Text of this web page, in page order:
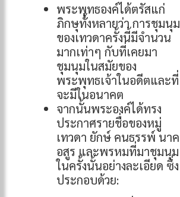
พระพุทธองค์ได้ตรัสแก่
ภิกษุทั้งหลายว่า การชุมนุม
ของเทวดาครั้งนี้มีจำนวน
มากเท่าๆ กับที่เคยมา
ชุมนุมในสมัยของ
พระพุทธเจ้าในอดีตและที่
จะมีในอนาคต
จากนั้นพระองค์ได้ทรง
ประกาศรายชื่อของหมู่
เทวดา ยักษ์ คนธรรพ์ นาค
อสูร และพรหมที่มาชุมนุม
ในครั้งนั้นอย่างละเอียด ซึ่ง
ประกอบด้วย: